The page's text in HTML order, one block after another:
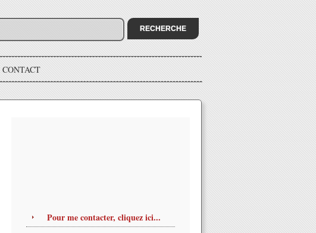
CONTACT
Pour me contacter, cliquez ici...